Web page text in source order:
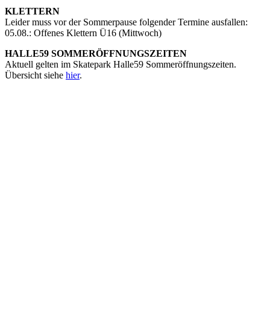
KLETTERN
Leider muss vor der Sommerpause folgender Termine ausfallen:
05.08.: Offenes Klettern Ü16 (Mittwoch)
HALLE59 SOMMERÖFFNUNGSZEITEN
Aktuell gelten im Skatepark Halle59 Sommeröffnungszeiten.
Übersicht siehe hier.